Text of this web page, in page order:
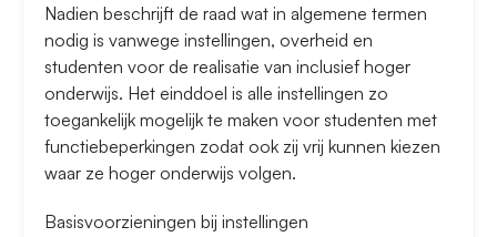
Nadien beschrijft de raad wat in algemene termen
nodig is vanwege instellingen, overheid en
studenten voor de realisatie van inclusief hoger
onderwijs. Het einddoel is alle instellingen zo
toegankelijk mogelijk te maken voor studenten met
functiebeperkingen zodat ook zij vrij kunnen kiezen
waar ze hoger onderwijs volgen.
Basisvoorzieningen bij instellingen